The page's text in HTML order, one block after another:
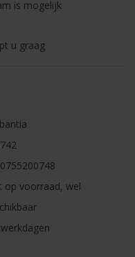
is mogelijk
u graag
op voorraad, wel